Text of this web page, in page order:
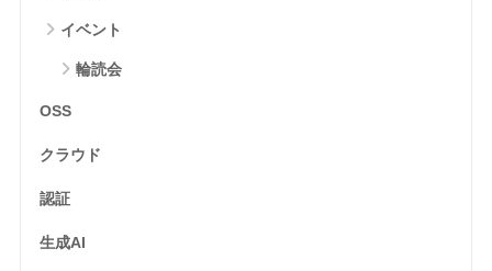
イベント
輪読会
OSS
クラウド
認証
生成AI